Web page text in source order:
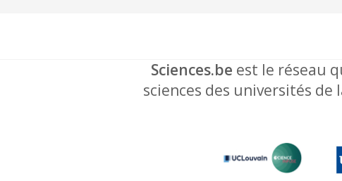
Sciences.be est le réseau
sciences des universités de